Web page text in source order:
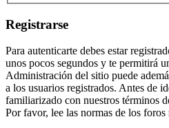
Registrarse
Para autenticarte debes estar
unos pocos segundos y te permitirá
Administración del sitio puede
a los usuarios registrados. Antes de
familiarizado con nuestros términos
Por favor, lee las normas de los